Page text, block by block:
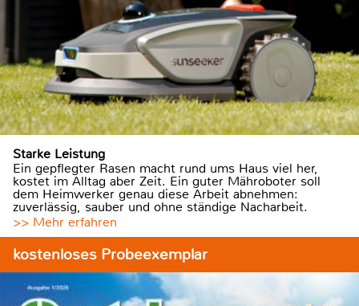
Starke Leistung
Ein gepflegter Rasen macht rund ums Haus viel her,
kostet im Alltag aber Zeit. Ein guter Mähroboter soll
dem Heimwerker genau diese Arbeit abnehmen:
zuverlässig, sauber und ohne ständige Nacharbeit.
>> Mehr erfahren
kostenloses Probeexemplar